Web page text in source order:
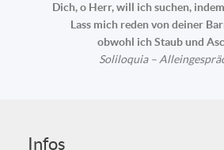
Dich, o Herr, will ich suchen,
Lass mich reden von deiner
obwohl ich Staub und
Soliloquia –
Infos